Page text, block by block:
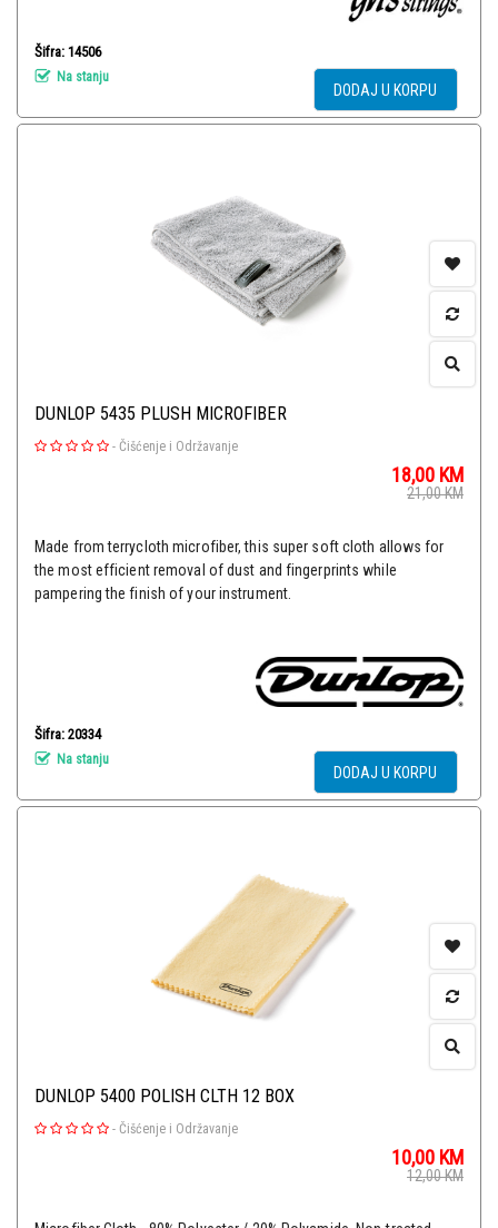
Šifra: 14506
Na stanju
DODAJ U KORPU
DUNLOP 5435 PLUSH MICROFIBER
- Čišćenje i Održavanje
18,00 KM
21,00KM
Made from terrycloth microfiber, this super soft cloth allows for
the most efficient removal of dust and fingerprints while
pampering the finish of your instrument.
Šifra: 20334
Na stanju
DODAJ U KORPU
DUNLOP 5400 POLISH CLTH 12 BOX
- Čišćenje i Održavanje
10,00 KM
12,00KM